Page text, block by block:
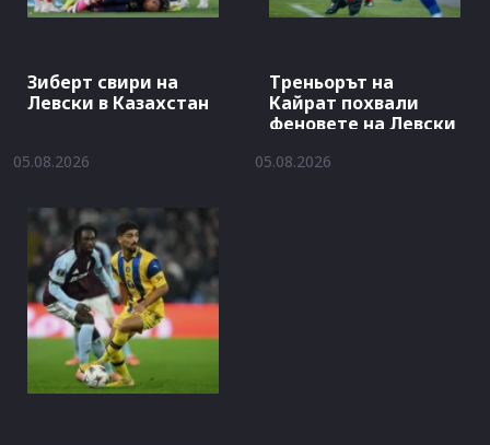
Зиберт свири на
Левски в Казахстан
05.08.2026
Треньорът на
Кайрат похвали
феновете на Левски
05.08.2026